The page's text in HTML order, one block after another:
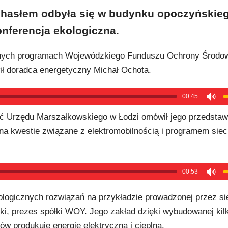
odbyła się w budynku
ekologiczna.
programach Wojewódzkiego Funduszu Ochrony
doradca energetyczny Michał Ochota.
00:45
Urzędu Marszałkowskiego w Łodzi omówił jego
kwestie związane z elektromobilnością i programem
00:53
rozwiązań na przykładzie prowadzonej przez
prezes spółki WOY. Jego zakład dzięki wybudowanej
produkuje energię elektryczną i cieplną.